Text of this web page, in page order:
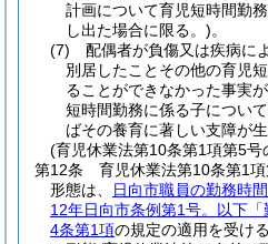
計画について育児短時間勤
し出た場合に限る。)。
(7)
配偶者が負傷又は疾病に
別居したことその他の育児
ることができなかった事実
短時間勤務に係る子につい
ばその養育に著しい支障が
(育児休業法第10条第1項第5
第12条
育児休業法第10条第1
形態は、
日向市職員の勤務時
12年日向市条例第1号。以下
4条第1項の規定の適用を受け